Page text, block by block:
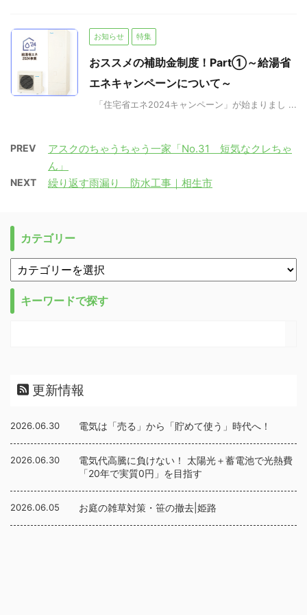
お知らせ 特集
おススメの補助金制度！Part①～給湯省
エネキャンペーンについて～
「住宅省エネ2024キャンペーン」が始まりまし ...
PREV
アスクのちゃうちゃう一家「No.31 短気なクレちゃ
ん」
NEXT 繰り返す雨漏り 防水工事｜相生市
カテゴリー
キーワードで探す
更新情報
2026.06.30 電気は「売る」から「貯めて使う」時代へ！
2026.06.30
電気代高騰に負けない！ 太陽光＋蓄電池で光熱費
「20年で実質0円」を目指す
2026.06.05 お庭の雑草対策・笹の撤去|姫路